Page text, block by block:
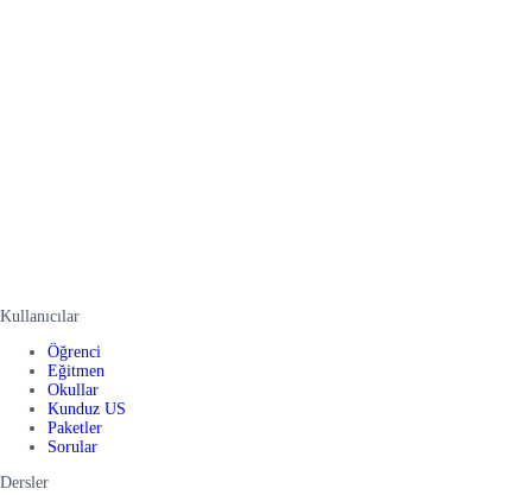
Kullanıcılar
Öğrenci
Eğitmen
Okullar
Kunduz US
Paketler
Sorular
Dersler